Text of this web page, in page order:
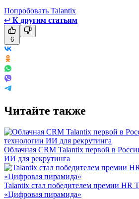
Попробовать Talantix
↩ К другим статьям
6
Читайте также
Облачная CRM Talantix первой в
ИИ для рекрутинга
Talantix cтал победителем премии HR
«Цифровая пирамида»